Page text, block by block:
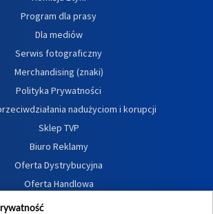
Program dla prasy
Dla mediów
Serwis fotograficzny
Merchandising (znaki)
Polityka Prywatności
nadużyciom i korupcji
Sklep TVP
Biuro Reklamy
Oferta Dystrybucyjna
Oferta Handlowa
Dostępność